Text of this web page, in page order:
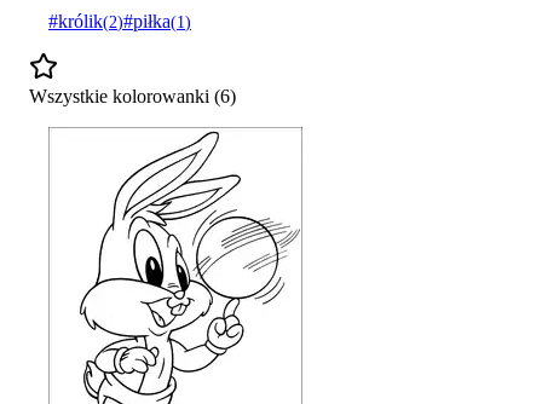
#królik(2)#piłka(1 )
Wszystkie kolorowanki (6)